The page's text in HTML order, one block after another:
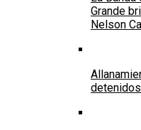
Grande
Nelson